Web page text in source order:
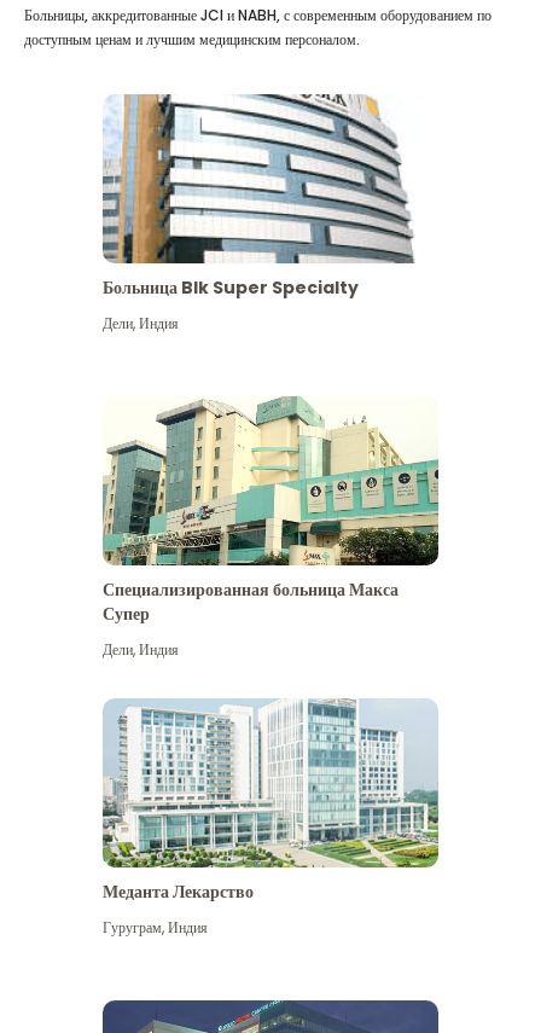
Больницы, аккредитованные JCI и NABH, с современным оборудованием по
доступным ценам и лучшим медицинским персоналом.
Больница Blk Super Specialty
Дели,Индия
Специализированная больница Макса
Супер
Дели,Индия
Меданта Лекарство
Гуруграм,Индия